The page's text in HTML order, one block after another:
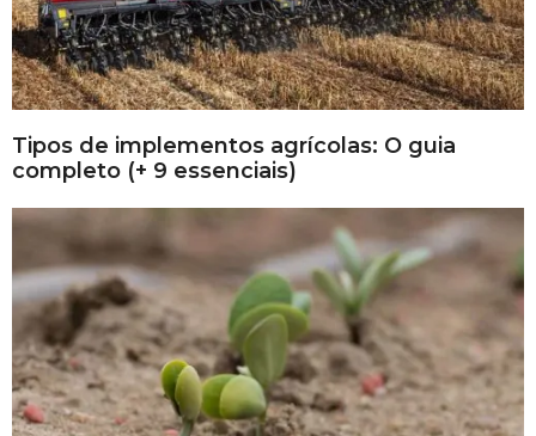
Tipos de implementos agrícolas: O guia
completo (+ 9 essenciais)